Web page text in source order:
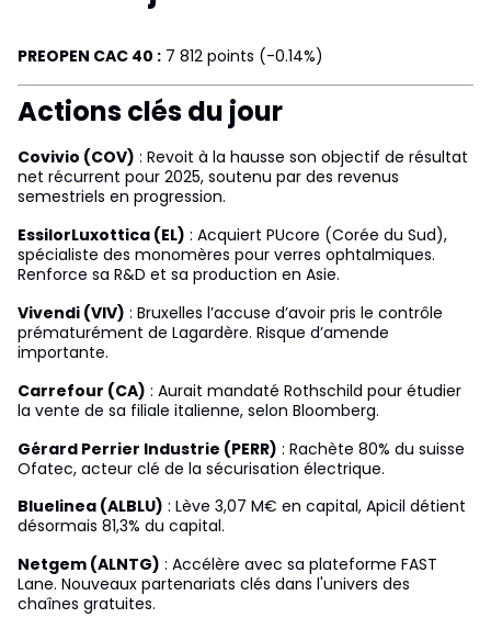
PREOPEN CAC 40 : 7 812 points (-0.14%)
Actions clés du jour
Covivio (COV) : Revoit à la hausse son objectif de résultat
net récurrent pour 2025, soutenu par des revenus
semestriels en progression.
EssilorLuxottica (EL) : Acquiert PUcore (Corée du Sud),
spécialiste des monomères pour verres ophtalmiques.
Renforce sa R&D et sa production en Asie.
Vivendi (VIV) : Bruxelles l’accuse d’avoir pris le contrôle
prématurément de Lagardère. Risque d’amende
importante.
Carrefour (CA) : Aurait mandaté Rothschild pour étudier
la vente de sa filiale italienne, selon Bloomberg.
Gérard Perrier Industrie (PERR) : Rachète 80% du suisse
Ofatec, acteur clé de la sécurisation électrique.
Bluelinea (ALBLU) : Lève 3,07 M€ en capital, Apicil détient
désormais 81,3% du capital.
Netgem (ALNTG) : Accélère avec sa plateforme FAST
Lane. Nouveaux partenariats clés dans l'univers des
chaînes gratuites.